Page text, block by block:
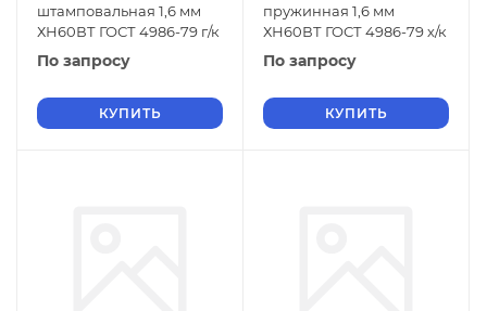
штамповальная 1,6 мм
ХН60ВТ ГОСТ 4986-79 г/к
По запросу
КУПИТЬ
пружинная 1,6 мм
ХН60ВТ ГОСТ 4986-79 х/к
По запросу
КУПИТЬ